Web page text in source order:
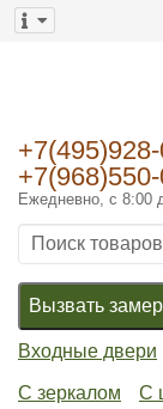
Ежедневно, с 8:00
Вызвать
Входные двери
С зеркалом С